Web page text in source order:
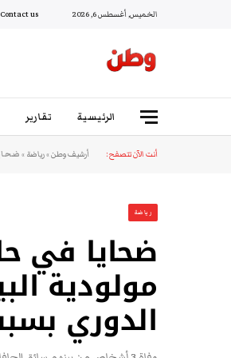
الخميس, أغسطس 6, 2026 Contact us
الرئيسية تقارير
أنت الآن تتصفح: أرشيف وطن»رياضة»
رياضة
ضحايا في
مولودية
الدوري